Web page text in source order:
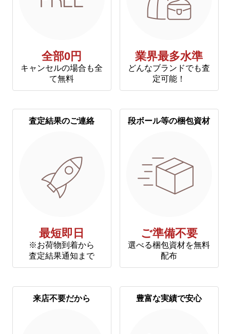
全部0円
キャンセルの場合も全
て無料
業界最多水準
どんなブランドでも査
定可能！
査定結果のご連絡
最短即日
※お荷物到着から
査定結果通知まで
段ボール等の梱包資材
ご準備不要
選べる梱包資材を無料
配布
来店不要だから 豊富な実績で安心